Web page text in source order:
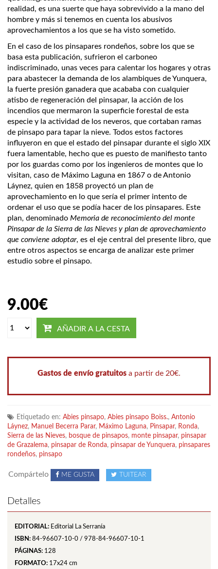
realidad, es una suerte que haya sobrevivido a la mano del
hombre y más si tenemos en cuenta los abusivos
aprovechamientos a los que se ha visto sometido.
En el caso de los pinsapares rondeños, sobre los que se
basa esta publicación, sufrieron el carboneo
indiscriminado, unas veces para calentar los hogares y otras
para abastecer la demanda de los alambiques de Yunquera,
la fuerte presión ganadera que acababa con cualquier
atisbo de regeneración del pinsapar, la acción de los
incendios que mermaron la superficie forestal de esta
especie y la actividad de los neveros, que cortaban ramas
de pinsapo para tapar la nieve. Todos estos factores
influyeron en que el estado del pinsapar durante el siglo XIX
fuera lamentable, hecho que es puesto de manifiesto tanto
por los guardas como por los ingenieros de montes que lo
visitan, caso de Máximo Laguna en 1867 o de Antonio
Láynez, quien en 1858 proyectó un plan de
aprovechamiento en lo que sería el primer intento de
ordenar el uso que se podía hacer de los pinsapares. Este
plan, denominado Memoria de reconocimiento del monte
Pinsapar de la Sierra de las Nieves y plan de aprovechamiento
que conviene adoptar, es el eje central del presente libro, que
entre otros aspectos se encarga de analizar este primer
estudio sobre el pinsapo.
9.00€
AÑADIR A LA CESTA
Gastos de envío gratuitos a partir de 20€.
Etiquetado en: Abies pinsapo, Abies pinsapo Boiss., Antonio
Láynez, Manuel Becerra Parar, Máximo Laguna, Pinsapar, Ronda,
Sierra de las Nieves, bosque de pinsapos, monte pinsapar, pinsapar
de Grazalema, pinsapar de Ronda, pinsapar de Yunquera, pinsapares
rondeños, pinsapo
Compártelo ME GUSTA TUITEAR
Detalles
EDITORIAL: Editorial La Serranía
ISBN: 84-96607-10-0 / 978-84-96607-10-1
PÁGINAS: 128
FORMATO: 17x24 cm